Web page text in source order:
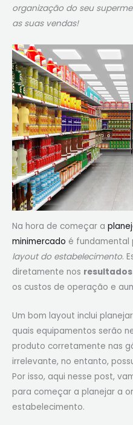
organização do seu
as suas vendas!
Na hora de começar a
minimercado é fundamental
layout do estabelecimento.
diretamente nos
os custos de operação e
Um bom layout inclui
quais equipamentos serão
produto corretamente nas
irrelevante, no entanto,
Por isso, aqui nesse post,
para começar a planejar a
estabelecimento.